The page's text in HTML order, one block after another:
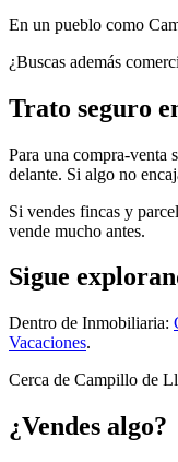
En un pueblo como
¿Buscas además
Trato seguro
Para una compra-venta
delante. Si algo no
Si vendes fincas y
vende mucho antes.
Sigue
Dentro de Inmobiliaria:
Vacaciones.
Cerca de Campillo de
¿Vendes algo?